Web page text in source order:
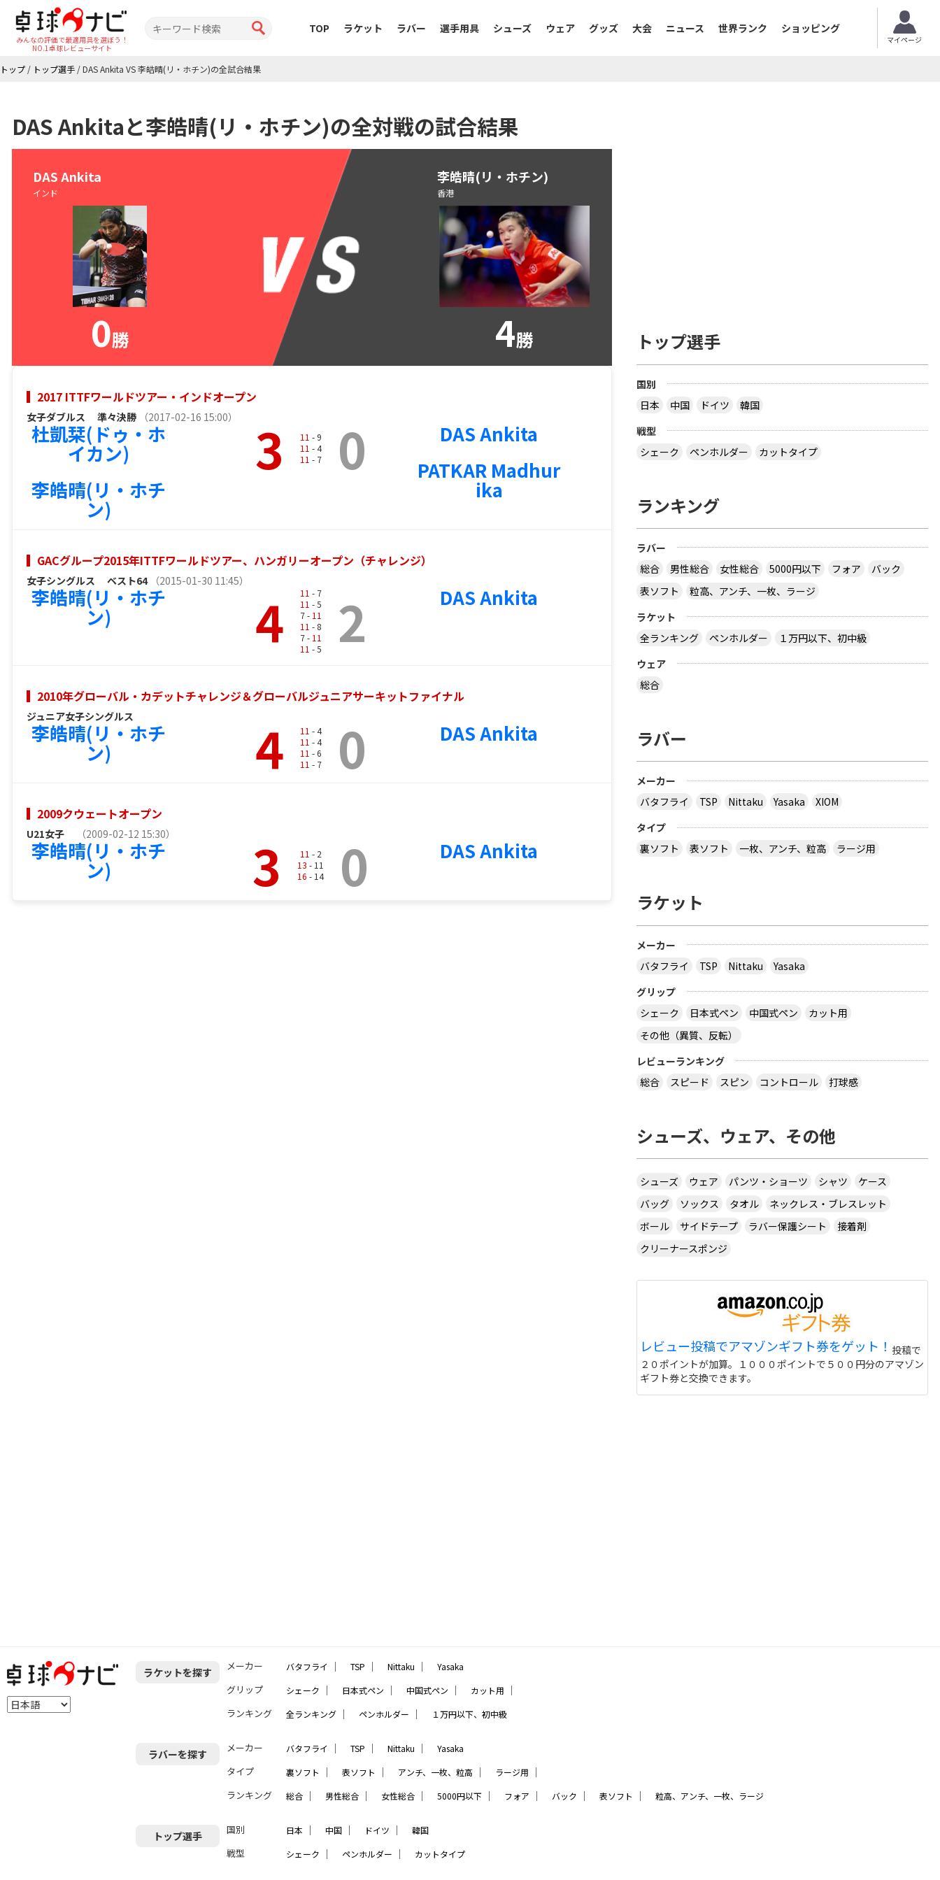
みんなの評価で最適用具を選ぼう！
NO.1卓球レビューサイト
TOP ラケット ラバー 選手用具 シューズ ウェア グッズ 大会 ニュース 世界ランク ショッピング
マイページ
トップ / トップ選手 /DAS Ankita VS 李皓晴(リ・ホチン)の全試合結果
DAS Ankitaと李皓晴(リ・ホチン)の全対戦の試合結果
DAS Ankita
インド
0勝
李皓晴(リ・ホチン)
香港
4勝
2017 ITTFワールドツアー・インドオープン
女子ダブルス 準々決勝 （2017-02-16 15:00）
杜凱栞(ドゥ・ホ
イカン)
李皓晴(リ・ホチ
ン)
3 11 - 9
11 - 4
11 - 7 0
DAS Ankita
PATKAR Madhur
ika
GACグループ2015年ITTFワールドツアー、ハンガリーオープン（チャレンジ）
女子シングルス ベスト64 （2015-01-30 11:45）
李皓晴(リ・ホチ
ン) 4 11 - 7
11 - 5
7 - 11
11 - 8
7 - 11
11 - 5 2 DAS Ankita
2010年グローバル・カデットチャレンジ＆グローバルジュニアサーキットファイナル
ジュニア女子シングルス
李皓晴(リ・ホチ
ン) 4 11 - 4
11 - 4
11 - 6
11 - 7 0 DAS Ankita
2009クウェートオープン
U21女子 （2009-02-12 15:30）
李皓晴(リ・ホチ
ン) 3 11 - 2
13 - 11
16 - 14 0 DAS Ankita
トップ選手
国別
日本
中国 ドイツ
韓国
戦型
シェーク
ペンホルダー カットタイプ
ランキング
ラバー
総合
男性総合 女性総合 5000円以下 フォア
バック
表ソフト
粒高、アンチ、一枚、ラージ
ラケット
全ランキング
ペンホルダー
１万円以下、初中級
ウェア
総合
ラバー
メーカー
バタフライ
TSP Nittaku Yasaka
XIOM
タイプ
裏ソフト
表ソフト 一枚、アンチ、粒高 ラージ用
ラケット
メーカー
バタフライ
TSP Nittaku
Yasaka
グリップ
シェーク
日本式ペン 中国式ペン
カット用
その他（異質、反転）
レビューランキング
総合
スピード スピン コントロール 打球感
シューズ、ウェア、その他
シューズ ウェア パンツ・ショーツ シャツ
ケース
バッグ
ソックス タオル
ネックレス・ブレスレット
ボール
サイドテープ ラバー保護シート
接着剤
クリーナースポンジ
レビュー投稿でアマゾンギフト券をゲット！ 投稿で
２０ポイントが加算。１０００ポイントで５００円分のアマゾン
ギフト券と交換できます。
ラケットを探す メーカー バタフライ ｜ TSP ｜ Nittaku ｜ Yasaka
グリップ シェーク ｜ 日本式ペン ｜ 中国式ペン ｜ カット用 ｜
ランキング 全ランキング ｜ ペンホルダー ｜ １万円以下、初中級
ラバーを探す メーカー バタフライ ｜ TSP ｜ Nittaku ｜ Yasaka
タイプ 裏ソフト ｜ 表ソフト ｜ アンチ、一枚、粒高 ｜ ラージ用 ｜
ランキング 総合 ｜ 男性総合 ｜ 女性総合 ｜ 5000円以下 ｜ フォア ｜ バック ｜ 表ソフト ｜ 粒高、アンチ、一枚、ラージ
トップ選手 国別 日本 ｜ 中国 ｜ ドイツ ｜ 韓国
戦型 シェーク ｜ ペンホルダー ｜ カットタイプ